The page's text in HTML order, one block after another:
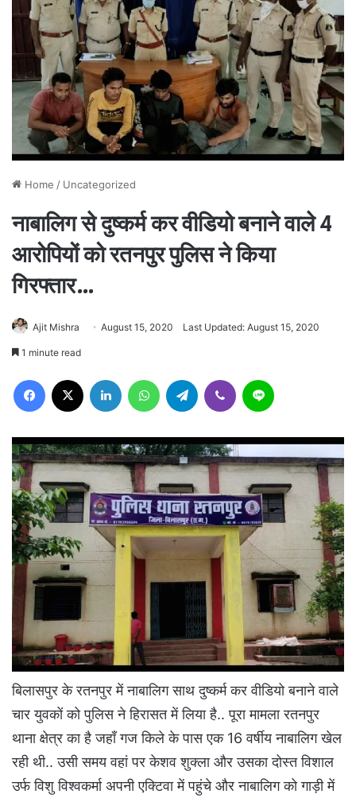
Home / Uncategorized
नाबालिग से दुष्कर्म कर वीडियो बनाने वाले 4
आरोपियों को रतनपुर पुलिस ने किया
गिरफ्तार…
Ajit Mishra August 15, 2020 Last Updated: August 15, 2020
1 minute read
Facebook LinkedIn WhatsAppTelegram Viber
बिलासपुर के रतनपुर में नाबालिग साथ दुष्कर्म कर वीडियो बनाने वाले
चार युवकों को पुलिस ने हिरासत में लिया है.. पूरा मामला रतनपुर
थाना क्षेत्र का है जहाँ गज किले के पास एक 16 वर्षीय नाबालिग खेल
रही थी.. उसी समय वहांपर केशव शुक्ला और उसका दोस्त विशाल
उर्फ विशु विश्वकर्मा अपनी एक्टिवा में पहुंचे और नाबालिग को गाड़ी में